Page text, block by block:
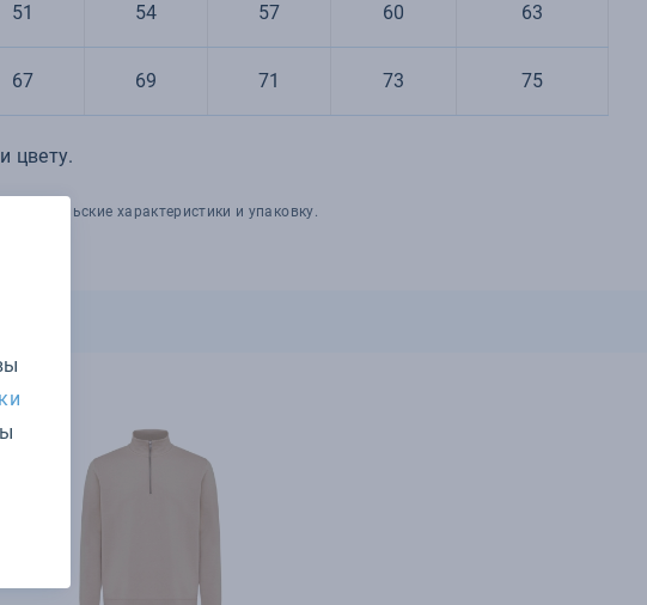
51 54 57 60 63
67 69 71 73 75
цвету.
характеристики и упаковку.